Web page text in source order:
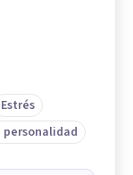
Estrés
personalidad